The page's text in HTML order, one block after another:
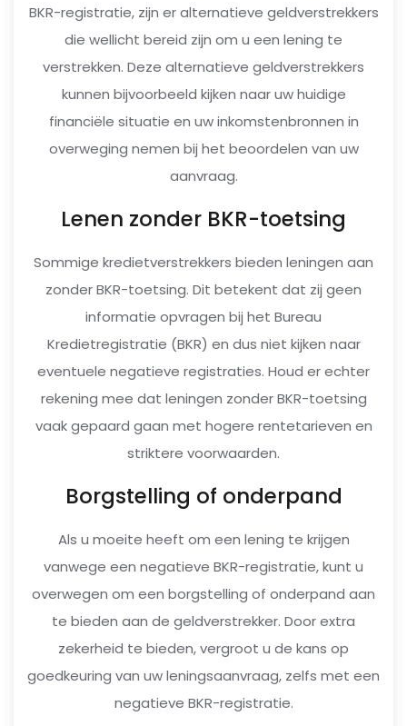
BKR-registratie, zijn er alternatieve geldverstrekkers
die wellicht bereid zijn om u een lening te
verstrekken. Deze alternatieve geldverstrekkers
kunnen bijvoorbeeld kijken naar uw huidige
financiële situatie en uw inkomstenbronnen in
overweging nemen bij het beoordelen van uw
aanvraag.
Lenen zonder BKR-toetsing
Sommige kredietverstrekkers bieden leningen aan
zonder BKR-toetsing. Dit betekent dat zij geen
informatie opvragen bij het Bureau
Kredietregistratie (BKR) en dus niet kijken naar
eventuele negatieve registraties. Houd er echter
rekening mee dat leningen zonder BKR-toetsing
vaak gepaard gaan met hogere rentetarieven en
striktere voorwaarden.
Borgstelling of onderpand
Als u moeite heeft om een lening te krijgen
vanwege een negatieve BKR-registratie, kunt u
overwegen om een borgstelling of onderpand aan
te bieden aan de geldverstrekker. Door extra
zekerheid te bieden, vergroot u de kans op
goedkeuring van uw leningsaanvraag, zelfs met een
negatieve BKR-registratie.